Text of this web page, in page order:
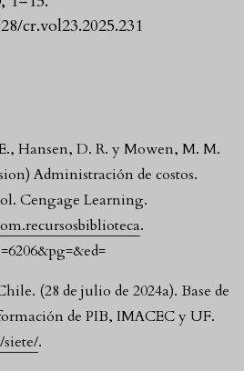
cr.vol23.2025.231
Hansen, D. R. y Mowen, M. M.
Administración de costos.
Cengage Learning.
.
(28 de julio de 2024a). Base de
de PIB, IMACEC y UF.
.